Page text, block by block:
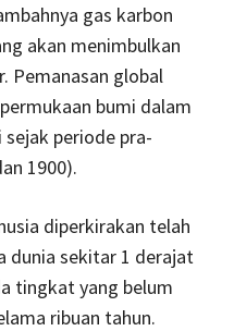
gas karbon
akan menimbulkan
Pemanasan global
bumi dalam
periode pra-
1900).
diperkirakan telah
dunia sekitar 1 derajat
tingkat yang belum
ribuan tahun.